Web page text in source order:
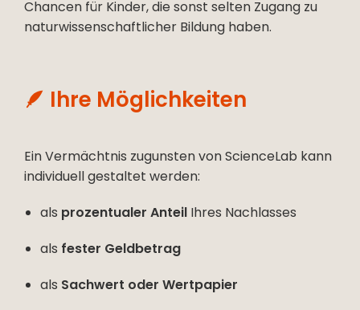
Chancen für Kinder, die sonst selten Zugang zu
naturwissenschaftlicher Bildung haben.
🪶 Ihre Möglichkeiten
Ein Vermächtnis zugunsten von ScienceLab kann
individuell gestaltet werden:
als prozentualer Anteil Ihres Nachlasses
als fester Geldbetrag
als Sachwert oder Wertpapier